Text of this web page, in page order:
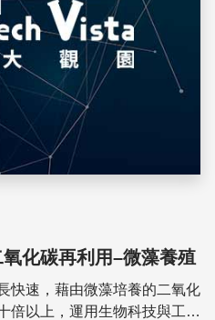
化碳再利用–微藻養殖
快速，藉由微藻培養的二氧化
倍以上，運用生物科技與工程